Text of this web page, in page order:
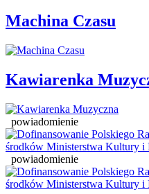
Machina Czasu
Kawiarenka
powiadomienie
powiadomienie